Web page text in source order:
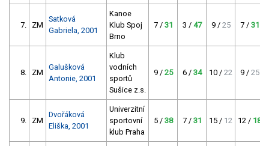
7. ZM
Satková
Gabriela, 2001
Kanoe
Klub Spoj
Brno
7 / 31 3 / 47 9 / 25 7 / 31
8. ZM
Galušková
Antonie, 2001
Klub
vodních
sportů
Sušice z.s.
9 / 25 6 / 34 10 / 22 9 / 25
9. ZM
Dvořáková
Eliška, 2001
Univerzitní
sportovní
klub Praha
5 / 38 7 / 31 15 / 12 12 / 18